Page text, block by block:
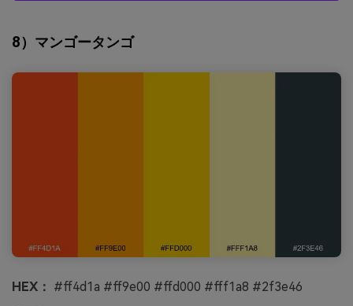
8）マンゴータンゴ
HEX： #ff4d1a #ff9e00 #ffd000 #fff1a8 #2f3e46